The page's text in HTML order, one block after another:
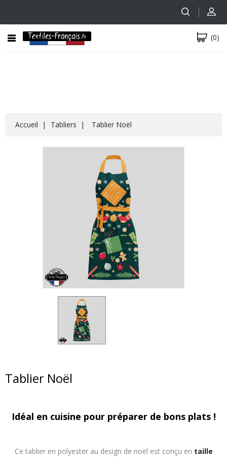
(0)
Accueil Tabliers Tablier Noël
Tablier Noël
Idéal en cuisine pour préparer de bons plats !
Ce tablier en polyester au design de noël est conçu en taille